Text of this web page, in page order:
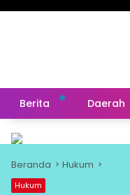
Berita Daerah
Beranda Hukum
Hukum